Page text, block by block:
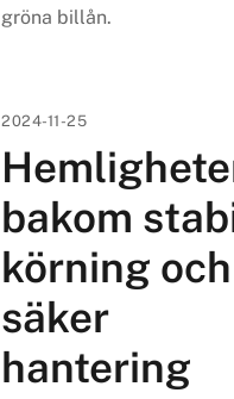
gröna billån.
2024-11-25
bakom
körning och
säker
hantering